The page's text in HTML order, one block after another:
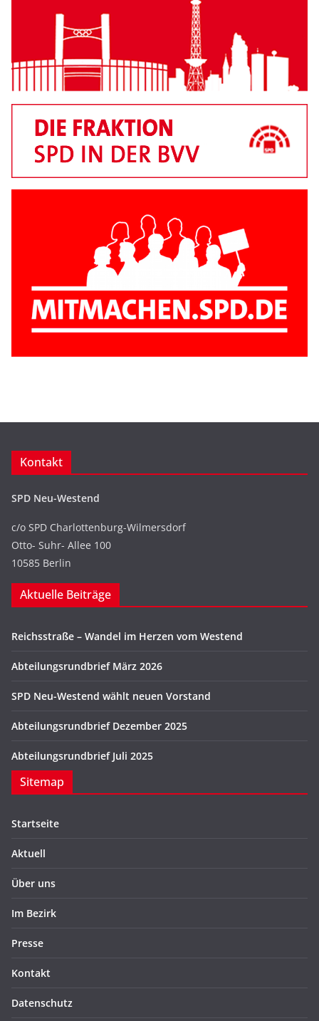
Kontakt
SPD Neu-Westend
c/o SPD Charlottenburg-Wilmersdorf
Otto- Suhr- Allee 100
10585 Berlin
Aktuelle Beiträge
Reichsstraße – Wandel im Herzen vom Westend
Abteilungsrundbrief März 2026
SPD Neu-Westend wählt neuen Vorstand
Abteilungsrundbrief Dezember 2025
Abteilungsrundbrief Juli 2025
Sitemap
Startseite
Aktuell
Über uns
Im Bezirk
Presse
Kontakt
Datenschutz